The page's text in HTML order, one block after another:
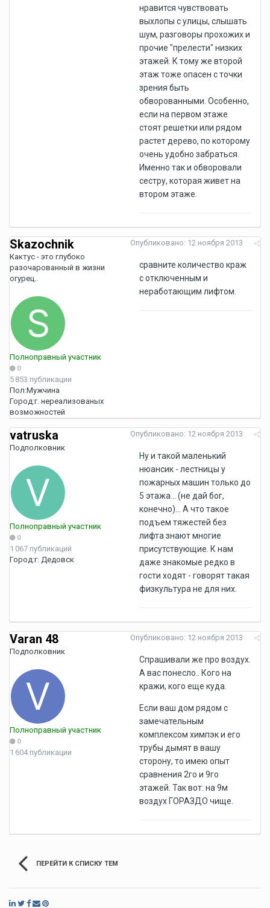
нравится чувствовать
выхлопы с улицы, слышать
шум, разговоры прохожих и
прочие "прелести" низких
этажей. К тому же второй
этаж тоже опасен с точки
зрения быть
обворованными. Особенно,
если на первом этаже
стоят решетки или рядом
растет дерево, по которому
очень удобно забраться.
Именно так и обворовали
сестру, которая живет на
втором этаже.
Skazochnik
Кактус - это глубоко
разочарованный в жизни
огурец..
Полноправный участник
0
5 853 публикации
Пол:Мужчина
Город:г. нереализованых
возможностей
Опубликовано: 12 ноября 2013
сравните количество краж
с отключенным и
неработающим лифтом.
vatruska
Подполковник
Полноправный участник
0
1 067 публикаций
Город:г. Дедовск
Опубликовано: 12 ноября 2013
Ну и такой маленький
нюансик - лестницы у
пожарных машин только до
5 этажа... (не дай бог,
конечно)... А что такое
подъем тяжестей без
лифта знают многие
присутствующие. К нам
даже знакомые редко в
гости ходят - говорят такая
физкультура не для них.
Vаrаn 48
Подполковник
Полноправный участник
0
1 604 публикации
Опубликовано: 12 ноября 2013
Спрашивали же про воздух.
А вас понесло.. Кого на
кражи, кого еще куда.
Если ваш дом рядом с
замечательным
комплексом химпэк и его
трубы дымят в вашу
сторону, то имею опыт
сравнения 2го и 9го
этажей. Так вот: на 9м
воздух ГОРАЗДО чище.
ПЕРЕЙТИ К СПИСКУ ТЕМ